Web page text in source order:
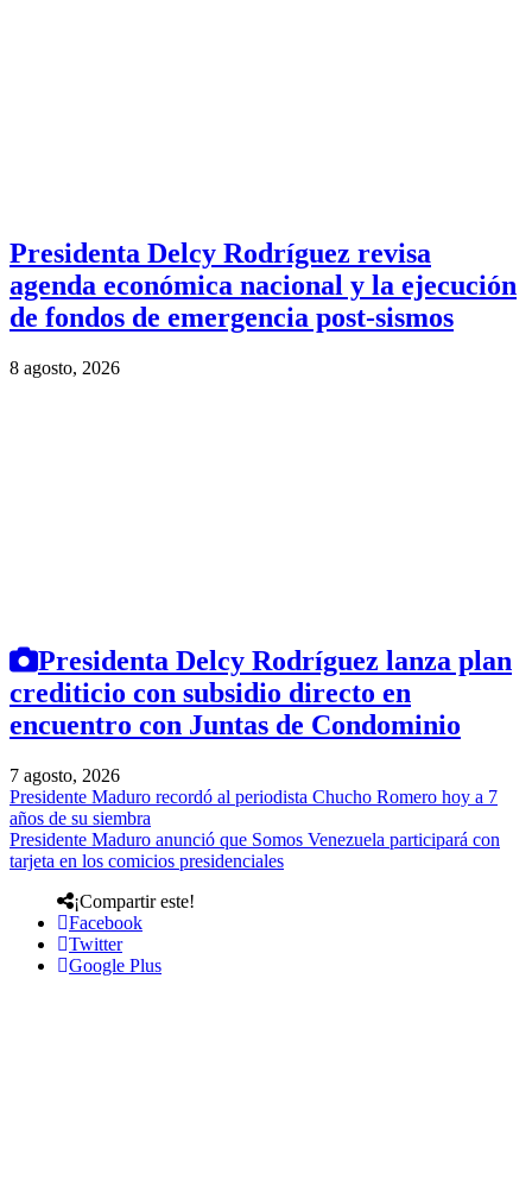
Presidenta Delcy Rodríguez revisa
agenda económica nacional y la ejecución
de fondos de emergencia post-sismos
8 agosto, 2026
Presidenta Delcy Rodríguez lanza plan
crediticio con subsidio directo en
encuentro con Juntas de Condominio
7 agosto, 2026
Presidente Maduro recordó al periodista Chucho Romero hoy a 7
años de su siembra
Presidente Maduro anunció que Somos Venezuela participará con
tarjeta en los comicios presidenciales
¡Compartir este!
Facebook
Twitter
Google Plus